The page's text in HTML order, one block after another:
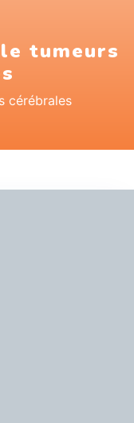
tumeurs
cérébrales